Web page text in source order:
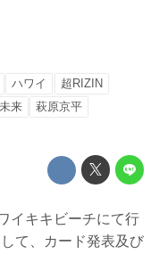
ハワイ
超RIZIN
来
萩原京平
イキキビーチにて行
て、カード発表及び